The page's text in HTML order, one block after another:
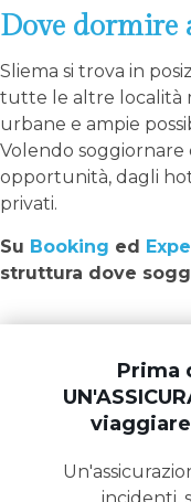
Dove dormire
Sliema si trova in
tutte le altre località
urbane e ampie
Volendo soggiornare
opportunità, dagli
privati.
Su Booking ed
struttura dove
Prima